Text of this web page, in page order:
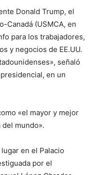
Donald Trump, el
Canadá (USMCA, en
para los trabajadores,
y negocios de EE.UU.
señaló
en un
«el mayor y mejor
mundo».
en el Palacio
por el